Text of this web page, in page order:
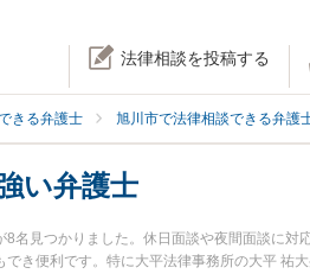
法律相談を投稿する
きる弁護士 旭川市で法律相談できる弁護
い弁護士
名見つかりました。休日面談や夜間面談に
き便利です。特に大平法律事務所の大平 祐